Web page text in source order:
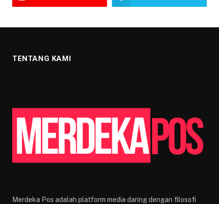
TENTANG KAMI
Merdeka Pos adalah platform media daring dengan filosofi